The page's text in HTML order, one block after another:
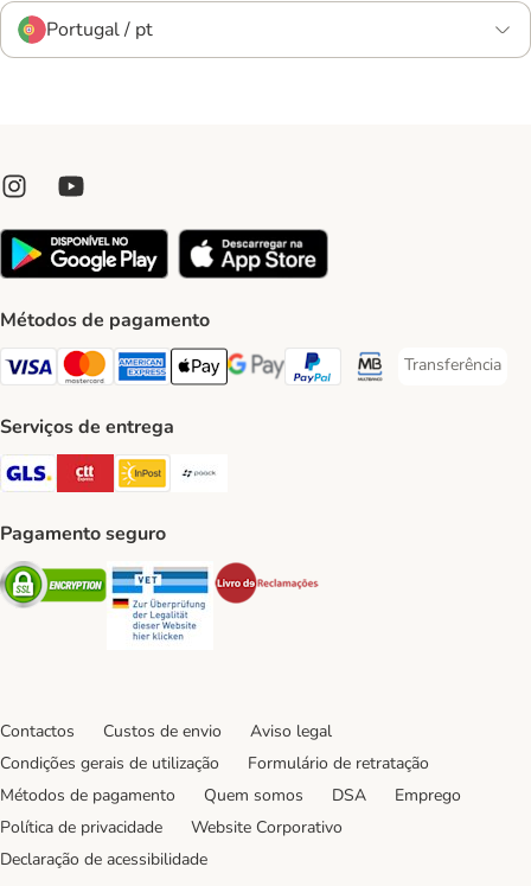
Portugal / pt
Métodos de pagamento
Visa Payment Method
Mastercard Payment Method
American Express Payment Method
Apple Pay Payment Method
Google Pay Payment Method
PayPal Payment Method
Multibanco Payment
Transferência
Transferência
Serviços de entrega
GLS Shipping Method
CTTExpress Shipping Method
InPost Shipping Method
Pagamento seguro
Security Security
Contactos Custos de envio
Aviso legal
Condições gerais de utilização
Formulário de retratação
Métodos de pagamento
Quem somos DSA
Emprego
Política de privacidade
Website Corporativo
Declaração de acessibilidade